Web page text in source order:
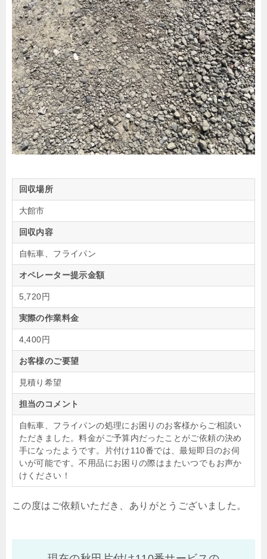
回収場所
大館市
回収内容
自転車、フライパン
オペレーター提示金額
5,720円
実際の作業料金
4,400円
お客様のご要望
見積り希望
担当のコメント
自転車、フライパンの処理にお困りのお客様からご相談い
ただきました。料金がご予算内だったことがご依頼の決め
手になったようです。片付け110番では、最短即日のお伺
いが可能です。不用品にお困りの際はまたいつでもお声か
けください！
この度はご依頼いただき、ありがとうございました。